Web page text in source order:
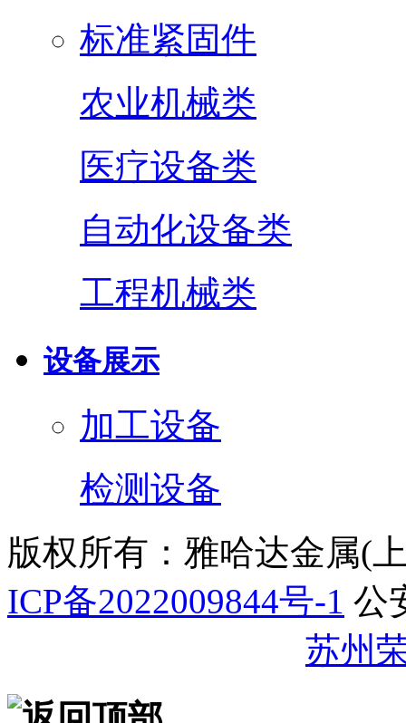
标准紧固件
农业机械类
医疗设备类
自动化设备类
工程机械类
设备展示
加工设备
检测设备
版权所有：雅哈达金属(
ICP备2022009844号-1 公
苏州